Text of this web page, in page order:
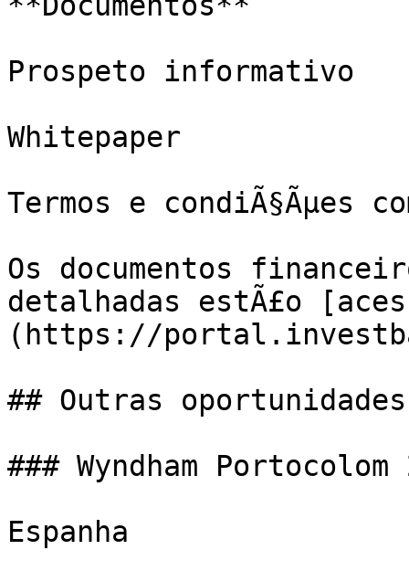
Prospeto informativo
Whitepaper
Termos e condiÃ§Ãµes
Os documentos
detalhadas estÃ£o
(https://
## Outras oportunidades
### Wyndham
Espanha